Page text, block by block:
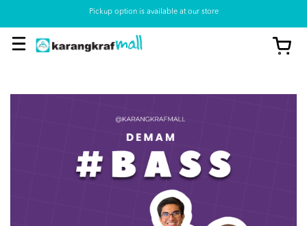
Pickup option is available at our store